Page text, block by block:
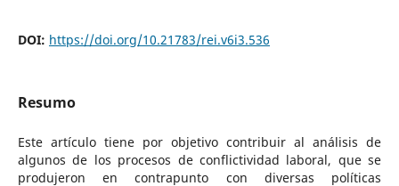
DOI: https://doi.org/10.21783/rei.v6i3.536
Resumo
Este artículo tiene por objetivo contribuir al análisis de
algunos de los procesos de conflictividad laboral, que se
produjeron en contrapunto con diversas políticas